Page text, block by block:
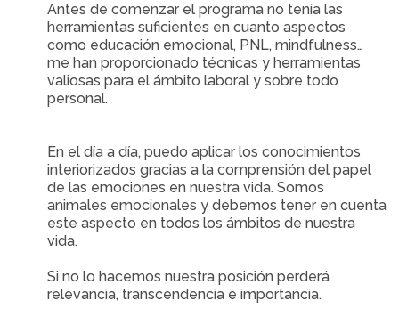
Antes de comenzar el programa no tenía las
herramientas suficientes en cuanto aspectos
como educación emocional, PNL, mindfulness…
me han proporcionado técnicas y herramientas
valiosas para el ámbito laboral y sobre todo
personal.
En el día a día, puedo aplicar los conocimientos
interiorizados gracias a la comprensión del papel
de las emociones en nuestra vida. Somos
animales emocionales y debemos tener en cuenta
este aspecto en todos los ámbitos de nuestra
vida.
Si no lo hacemos nuestra posición perderá
relevancia, transcendencia e importancia.